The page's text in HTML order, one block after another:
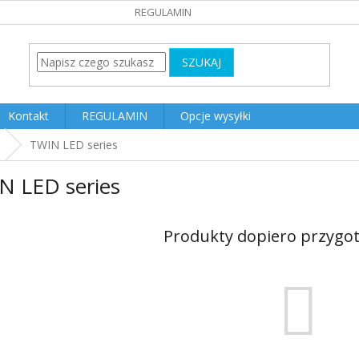
REGULAMIN
SZUKAJ
Kontakt REGULAMIN
Opcje wysyłki
TWIN LED series
LED series
Produkty dopiero